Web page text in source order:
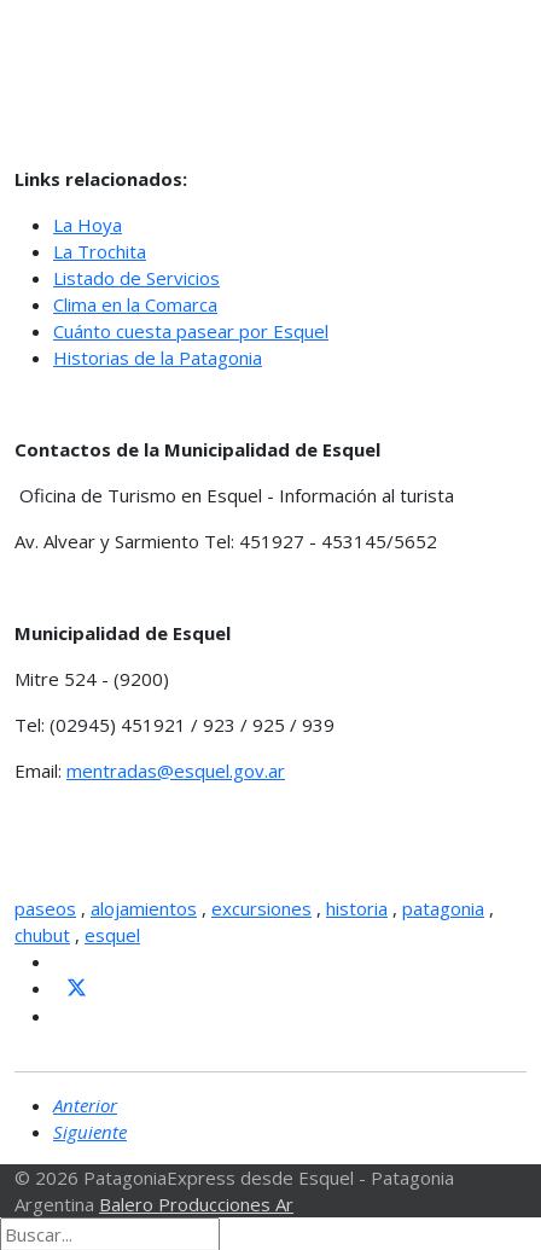
Links relacionados:
La Hoya
La Trochita
Listado de Servicios
Clima en la Comarca
Cuánto cuesta pasear por Esquel
Historias de la Patagonia
Contactos de la Municipalidad de Esquel
Oficina de Turismo en Esquel - Información al turista
Av. Alvear y Sarmiento Tel: 451927 - 453145/5652
Municipalidad de Esquel
Mitre 524 - (9200)
Tel: (02945) 451921 / 923 / 925 / 939
Email: mentradas@esquel.gov.ar
paseos , alojamientos , excursiones , historia , patagonia ,
chubut , esquel
Anterior
Siguiente
© 2026 PatagoniaExpress desde Esquel - Patagonia
Argentina Balero Producciones Ar